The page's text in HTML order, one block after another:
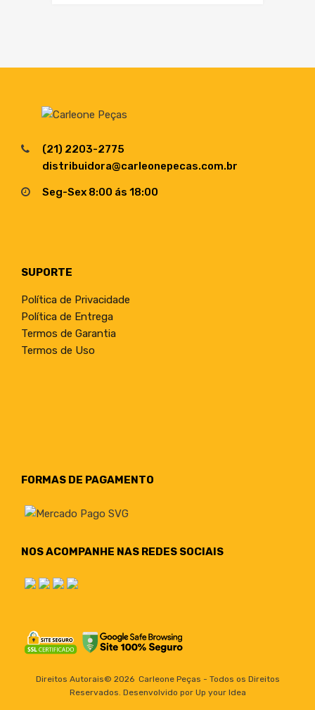
(21) 2203-2775
distribuidora@carleonepecas.com.br
Seg-Sex 8:00 ás 18:00
SUPORTE
Política de Privacidade
Política de Entrega
Termos de Garantia
Termos de Uso
FORMAS DE PAGAMENTO
NOS ACOMPANHE NAS REDES SOCIAIS
Direitos Autorais© 2026 Carleone Peças - Todos os Direitos
Reservados. Desenvolvido por Up your Idea